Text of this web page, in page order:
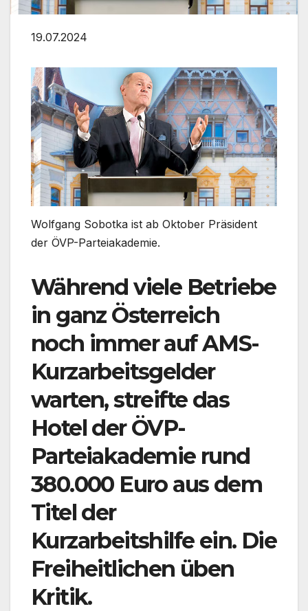
19.07.2024
Wolfgang Sobotka ist ab Oktober Präsident
der ÖVP-Parteiakademie.
Während viele Betriebe
in ganz Österreich
noch immer auf AMS-
Kurzarbeitsgelder
warten, streifte das
Hotel der ÖVP-
Parteiakademie rund
380.000 Euro aus dem
Titel der
Kurzarbeitshilfe ein. Die
Freiheitlichen üben
Kritik.